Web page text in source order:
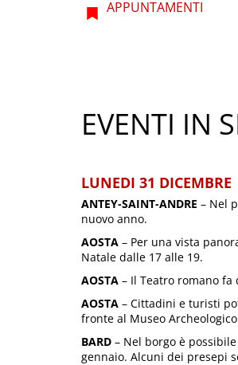
APPUNTAMENTI
EVENTI IN
LUNEDI 31 DICEMBRE
ANTEY-SAINT-ANDRE – Nel
nuovo anno.
AOSTA – Per una vista
Natale dalle 17 alle 19.
AOSTA – Il Teatro romano fa
AOSTA – Cittadini e turisti
fronte al Museo
BARD – Nel borgo è
gennaio. Alcuni dei presepi